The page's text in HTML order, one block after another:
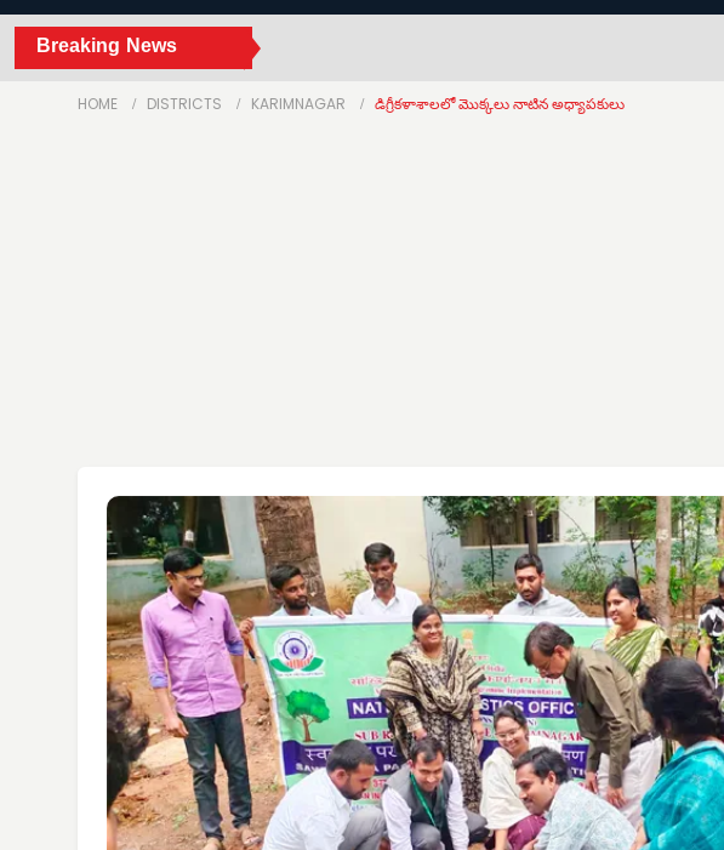
Breaking News
HOME DISTRICTS KARIMNAGAR డిగ్రీకళాశాలలో మొక్కలు నాటిన అధ్యాపకులు